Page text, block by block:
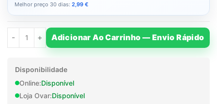
Melhor preço 30 dias: 2,99 €
Adicionar Ao Carrinho — Envio Rápido
Disponibilidade
Online:Disponível
Loja Ovar:Disponível